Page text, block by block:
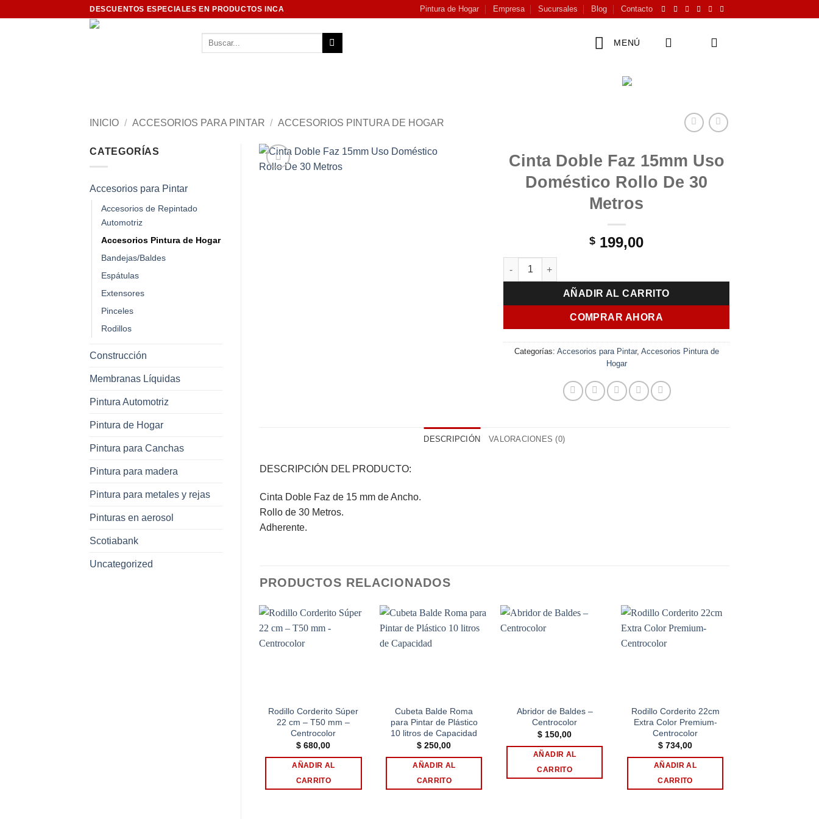
DESCUENTOS ESPECIALES EN PRODUCTOS INCA Pintura de Hogar Empresa Sucursales Blog Contacto
Buscar
MENÚ
INICIO / ACCESORIOS PARA PINTAR / ACCESORIOS PINTURA DE HOGAR
CATEGORÍAS
Accesorios para Pintar
Accesorios de Repintado
Automotriz
Accesorios Pintura de Hogar
Bandejas/Baldes
Espátulas
Extensores
Pinceles
Rodillos
Construcción
Membranas Líquidas
Pintura Automotriz
Pintura de Hogar
Pintura para Canchas
Pintura para madera
Pintura para metales y rejas
Pinturas en aerosol
Scotiabank
Uncategorized
Cinta Doble Faz 15mm Uso
Doméstico Rollo De 30
Metros
$ 199,00
Cinta Doble Faz 15mm Uso Doméstico Rollo De 30 Metros cantidad
AÑADIR AL CARRITO
COMPRAR AHORA
Categorías: Accesorios para Pintar, Accesorios Pintura de
Hogar
DESCRIPCIÓN VALORACIONES (0)
DESCRIPCIÓN DEL PRODUCTO:
Cinta Doble Faz de 15 mm de Ancho.
Rollo de 30 Metros.
Adherente.
PRODUCTOS RELACIONADOS
Rodillo Corderito Súper
22 cm – T50 mm –
Centrocolor
$ 680,00
AÑADIR AL
CARRITO
Cubeta Balde Roma
para Pintar de Plástico
10 litros de Capacidad
$ 250,00
AÑADIR AL
CARRITO
Abridor de Baldes –
Centrocolor
$ 150,00
AÑADIR AL
CARRITO
Rodillo Corderito 22cm
Extra Color Premium-
Centrocolor
$ 734,00
AÑADIR AL
CARRITO